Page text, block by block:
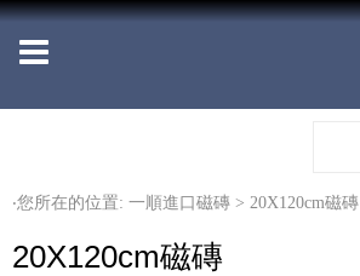
‧您所在的位置: 一順進口磁磚 > 20X120cm磁磚
20X120cm磁磚